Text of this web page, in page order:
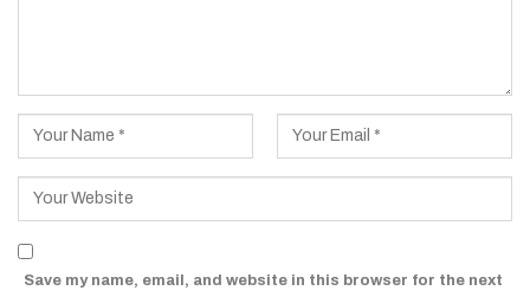
Save my name, email, and website in this browser for the next